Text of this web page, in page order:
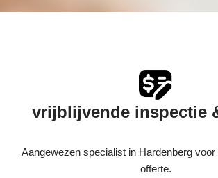
vrijblijvende inspectie
Aangewezen specialist in Hardenberg voor
offerte.